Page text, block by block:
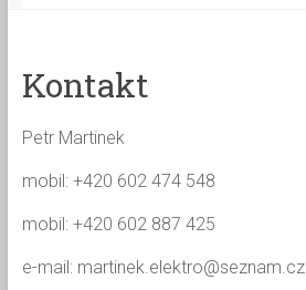
Kontakt
Petr Martinek
mobil: +420 602 474 548
mobil: +420 602 887 425
e-mail: martinek.elektro@seznam.cz